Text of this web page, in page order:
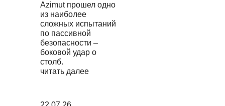
Azimut прошел одно
из наиболее
сложных испытаний
по пассивной
безопасности –
боковой удар о
столб.
читать далее